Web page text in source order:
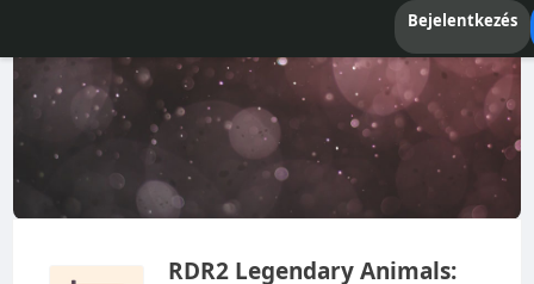
Bejelentkezés
RDR2 Legendary Animals: